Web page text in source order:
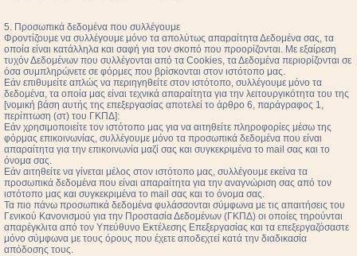
5. Προσωπικά δεδομένα που συλλέγουμε
Φροντίζουμε να συλλέγουμε μόνο τα απολύτως απαραίτητα Δεδομένα σας, τα
οποία είναι κατάλληλα και σαφή για τον σκοπό που προορίζονται. Με εξαίρεση
τυχόν Δεδομένων που συλλέγονται από τα Cookies, τα Δεδομένα περιορίζονται σε
όσα συμπληρώνετε σε φόρμες που βρίσκονται στον ιστότοπο μας.
Εάν επιθυμείτε απλώς να περιηγηθείτε στον ιστότοπο, συλλέγουμε μόνο τα
δεδομένα, τα οποία μας είναι τεχνικά απαραίτητα για την λειτουργικότητα του της
[νομική βάση αυτής της επεξεργασίας αποτελεί το άρθρο 6, παράγραφος 1,
περίπτωση (στ) του ΓΚΠΔ]:
Εάν χρησιμοποιείτε τον ιστότοπο μας για να αιτηθείτε πληροφορίες μέσω της
φόρμας επικοινωνίας, συλλέγουμε μόνο τα προσωπικά δεδομένα που είναι
απαραίτητα για την επικοινωνία μαζί σας και συγκεκριμένα το mail σας και το
όνομα σας.
Εάν αιτηθείτε να γίνεται μέλος στον ιστότοπο μας, συλλέγουμε εκείνα τα
προσωπικά δεδομένα που είναι απαραίτητα για την αναγνώριση σας από τον
ιστότοπο μας και συγκεκριμένα το mail σας και το όνομα σας.
Τα πιο πάνω προσωπικά δεδομένα φυλάσσονται σύμφωνα με τις απαιτήσεις του
Γενικού Κανονισμού για την Προστασία Δεδομένων (ΓΚΠΔ) οι οποίες τηρούνται
απαρέγκλιτα από τον Υπεύθυνο Εκτέλεσης Επεξεργασίας και τα επεξεργαζόσαστε
μόνο σύμφωνα με τους όρους που έχετε αποδεχτεί κατά την διαδικασία
απόδοσης τους.